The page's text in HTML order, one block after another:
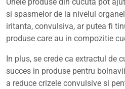
si spasmelor de la nivelul
iritanta, convulsiva, ar putea fi
produse care au in compozitie
In plus, se crede ca extractul de
succes in produse pentru
a reduce crizele convulsive si